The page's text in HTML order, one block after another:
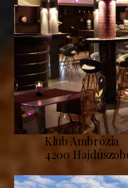
Klub Ambrózia
4200